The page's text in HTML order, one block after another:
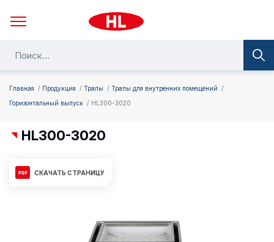
Главная Продукция Трапы
Трапы для внутренних помещений
Горизонтальный выпуск
HL300-3020
HL300-3020
СКАЧАТЬ СТРАНИЦУ